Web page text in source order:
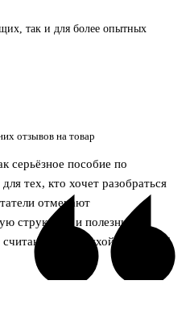
отзывов на товар
серьёзное пособие по
тех, кто хочет разобраться
отмечают
структуру и полезные
книгу сухой и тяжёлой